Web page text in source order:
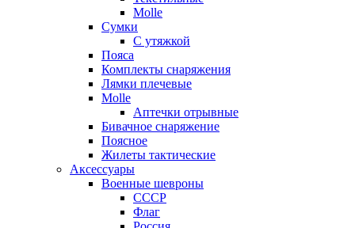
Molle
Сумки
С утяжкой
Пояса
Комплекты снаряжения
Лямки плечевые
Molle
Аптечки отрывные
Бивачное снаряжение
Поясное
Жилеты тактические
Аксессуары
Военные шевроны
СССР
Флаг